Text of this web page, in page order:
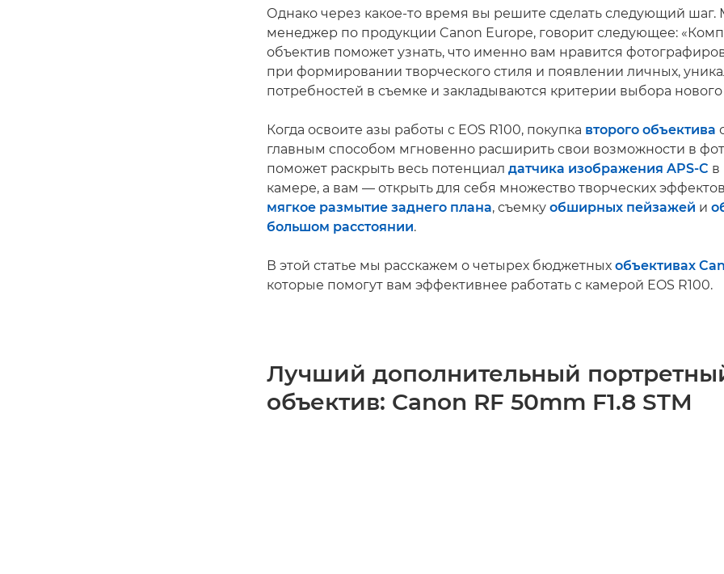
Однако через какое-то время вы решите сделать следующий шаг.
менеджер по продукции Canon Europe, говорит следующее:
объектив поможет узнать, что именно вам нравится
при формировании творческого стиля и появлении личных,
потребностей в съемке и закладываются критерии выбора нового
Когда освоите азы работы с EOS R100, покупка второго объектива
главным способом мгновенно расширить свои возможности в
поможет раскрыть весь потенциал датчика изображения APS-C в
камере, а вам — открыть для себя множество творческих
мягкое размытие заднего плана, съемку обширных пейзажей и
большом расстоянии.
В этой статье мы расскажем о четырех бюджетных объективах
которые помогут вам эффективнее работать с камерой EOS R100.
Лучший дополнительный
объектив: Canon RF 50mm F1.8 STM